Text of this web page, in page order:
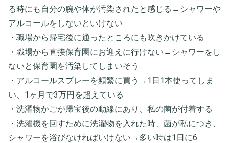
る時にも自分の腕や体が汚染されたと感じる→シャワーや
アルコールをしないといけない
・職場から帰宅後に通ったところにも吹きかけている
・職場から直接保育園にお迎えに行けない→シャワーをし
ないと保育園を汚染してしまいそう
・アルコールスプレーを頻繁に買う→1日1本使ってしま
い、1ヶ月で3万円を超えている
・洗濯物かごが帰宝後の動線にあり、私の菌が付着する
・洗濯機を回すために洗濯物を入れた時、菌が私につき、
シャワーを浴びなければいけない→多い時は1日に6